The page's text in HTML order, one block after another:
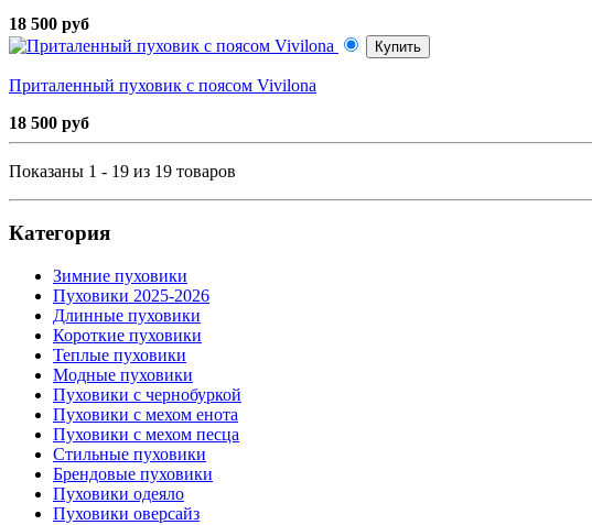
18 500 руб
Купить
Приталенный пуховик с поясом Vivilona
18 500 руб
Показаны 1 - 19 из 19 товаров
Категория
Зимние пуховики
Пуховики 2025-2026
Длинные пуховики
Короткие пуховики
Теплые пуховики
Модные пуховики
Пуховики с чернобуркой
Пуховики с мехом енота
Пуховики с мехом песца
Стильные пуховики
Брендовые пуховики
Пуховики одеяло
Пуховики оверсайз